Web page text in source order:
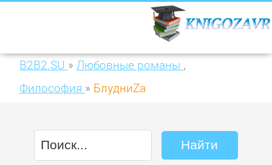
B2B2.SU » Любовные романы ,
Философия » БлудниZа